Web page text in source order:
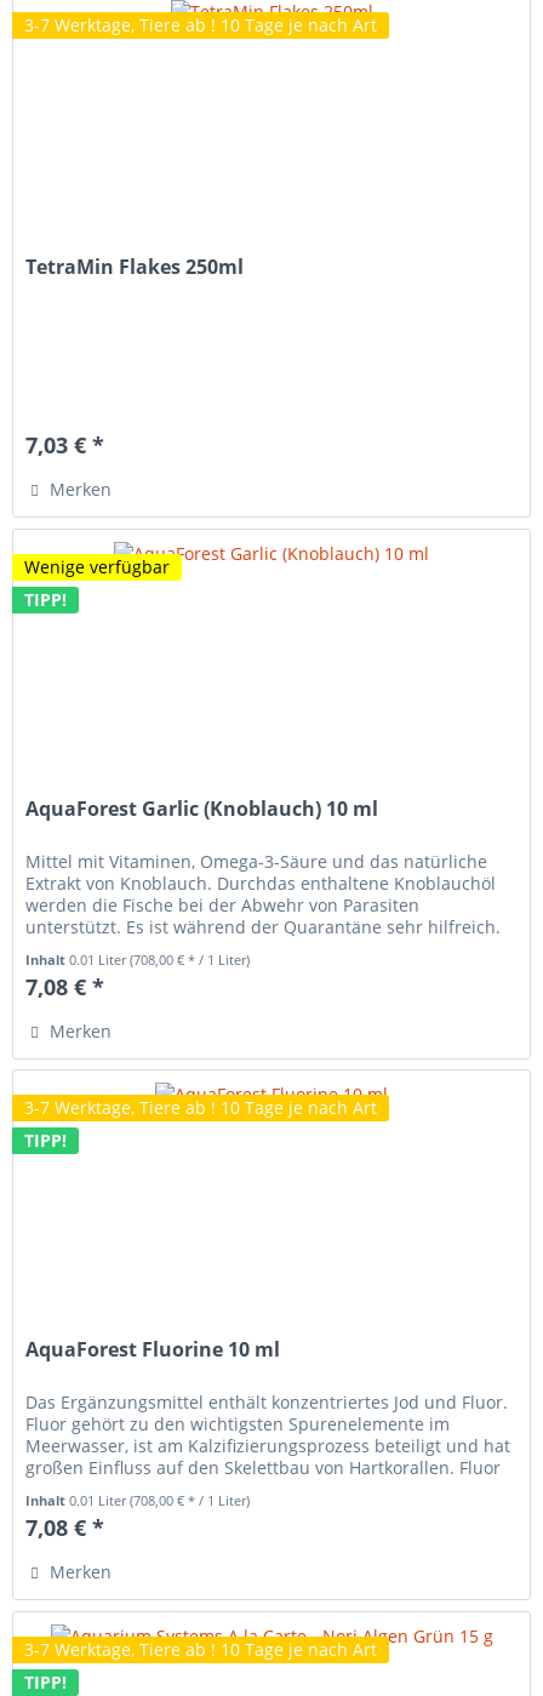
3-7 Werktage, Tiere ab ! 10 Tage je nach Art
TetraMin Flakes 250ml
7,03 € *
Merken
Wenige verfügbar
TIPP!
AquaForest Garlic (Knoblauch) 10 ml
Mittel mit Vitaminen, Omega-3-Säure und das natürliche
Extrakt von Knoblauch. Durchdas enthaltene Knoblauchöl
werden die Fische bei der Abwehr von Parasiten
unterstützt. Es ist während der Quarantäne sehr hilfreich.
Inhalt0.01 Liter(708,00 € * / 1 Liter)
7,08 € *
Merken
3-7 Werktage, Tiere ab ! 10 Tage je nach Art
TIPP!
AquaForest Fluorine 10 ml
Das Ergänzungsmittel enthält konzentriertes Jod und Fluor.
Fluor gehört zu den wichtigsten Spurenelemente im
Meerwasser, ist am Kalzifizierungsprozess beteiligt und hat
großen Einfluss auf den Skelettbau von Hartkorallen. Fluor
Inhalt0.01 Liter(708,00 € * / 1 Liter)
7,08 € *
Merken
3-7 Werktage, Tiere ab ! 10 Tage je nach Art
TIPP!